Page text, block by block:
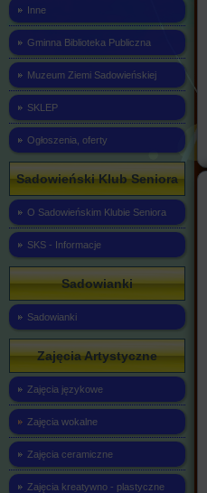
Inne
Gminna Biblioteka Publiczna
Muzeum Ziemi Sadowieńskiej
SKLEP
Ogłoszenia, oferty
Sadowieński Klub Seniora
O Sadowieńskim Klubie Seniora
SKS - Informacje
Sadowianki
Sadowianki
Zajęcia Artystyczne
Zajęcia językowe
Zajęcia wokalne
Zajęcia ceramiczne
Zajęcia kreatywno - plastyczne